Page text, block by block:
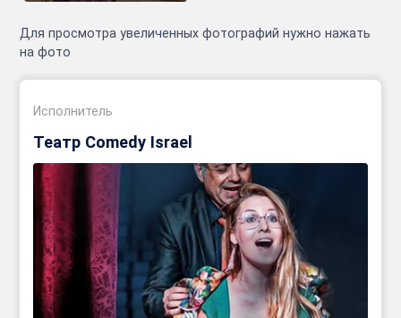
Для просмотра увеличенных фотографий нужно нажать
на фото
Исполнитель
Театр Comedy Israel